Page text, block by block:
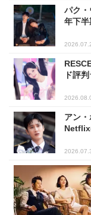
パク
年下
ド評
アン
Netflix